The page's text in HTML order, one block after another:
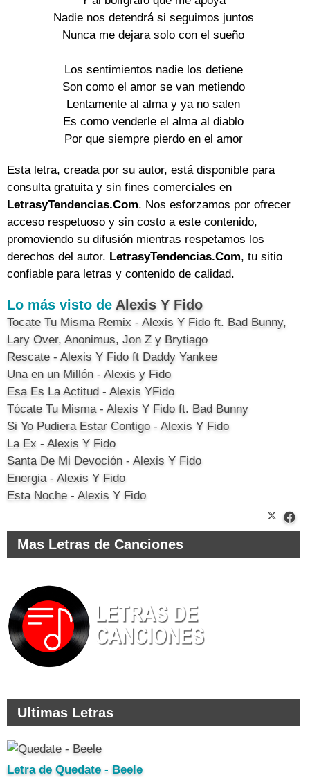
Nadie nos detendrá si seguimos juntos
Nunca me dejara solo con el sueño
Los sentimientos nadie los detiene
Son como el amor se van metiendo
Lentamente al alma y ya no salen
Es como venderle el alma al diablo
Por que siempre pierdo en el amor
Esta letra, creada por su autor, está disponible para
consulta gratuita y sin fines comerciales en
LetrasyTendencias.Com. Nos esforzamos por ofrecer
acceso respetuoso y sin costo a este contenido,
promoviendo su difusión mientras respetamos los
derechos del autor. LetrasyTendencias.Com, tu sitio
confiable para letras y contenido de calidad.
Lo más visto de Alexis Y Fido
Tocate Tu Misma Remix - Alexis Y Fido ft. Bad Bunny,
Lary Over, Anonimus, Jon Z y Brytiago
Rescate - Alexis Y Fido ft Daddy Yankee
Una en un Millón - Alexis y Fido
Esa Es La Actitud - Alexis YFido
Tócate Tu Misma - Alexis Y Fido ft. Bad Bunny
Si Yo Pudiera Estar Contigo - Alexis Y Fido
La Ex - Alexis Y Fido
Santa De Mi Devoción - Alexis Y Fido
Energia - Alexis Y Fido
Esta Noche - Alexis Y Fido
Mas Letras de Canciones
Ultimas Letras
Letra de Quedate - Beele